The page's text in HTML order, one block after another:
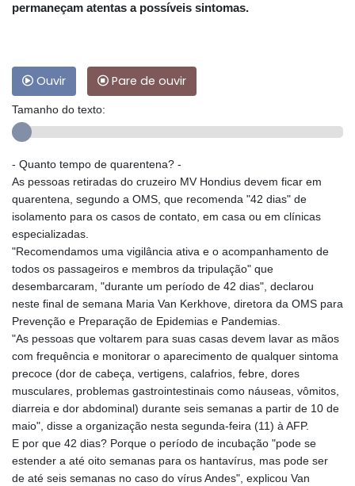
permaneçam atentas a possíveis sintomas.
Ouvir Pare de ouvir
Tamanho do texto:
- Quanto tempo de quarentena? -
As pessoas retiradas do cruzeiro MV Hondius devem ficar em
quarentena, segundo a OMS, que recomenda "42 dias" de
isolamento para os casos de contato, em casa ou em clínicas
especializadas.
"Recomendamos uma vigilância ativa e o acompanhamento de
todos os passageiros e membros da tripulação" que
desembarcaram, "durante um período de 42 dias", declarou
neste final de semana Maria Van Kerkhove, diretora da OMS para
Prevenção e Preparação de Epidemias e Pandemias.
"As pessoas que voltarem para suas casas devem lavar as mãos
com frequência e monitorar o aparecimento de qualquer sintoma
precoce (dor de cabeça, vertigens, calafrios, febre, dores
musculares, problemas gastrointestinais como náuseas, vômitos,
diarreia e dor abdominal) durante seis semanas a partir de 10 de
maio", disse a organização nesta segunda-feira (11) à AFP.
E por que 42 dias? Porque o período de incubação "pode se
estender a até oito semanas para os hantavírus, mas pode ser
de até seis semanas no caso do vírus Andes", explicou Van